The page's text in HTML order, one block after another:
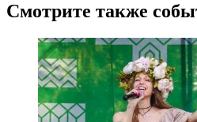
Смотрите также